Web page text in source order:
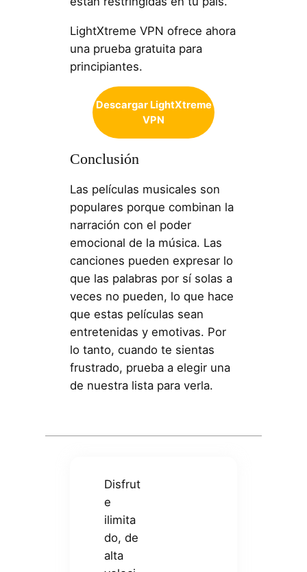
LightXtreme VPN ofrece ahora
una prueba gratuita para
principiantes.
Descargar LightXtreme
VPN
Conclusión
Las películas musicales son
populares porque combinan la
narración con el poder
emocional de la música. Las
canciones pueden expresar lo
que las palabras por sí solas a
veces no pueden, lo que hace
que estas películas sean
entretenidas y emotivas. Por
lo tanto, cuando te sientas
frustrado, prueba a elegir una
de nuestra lista para verla.
Disfrut
e
ilimita
do, de
alta